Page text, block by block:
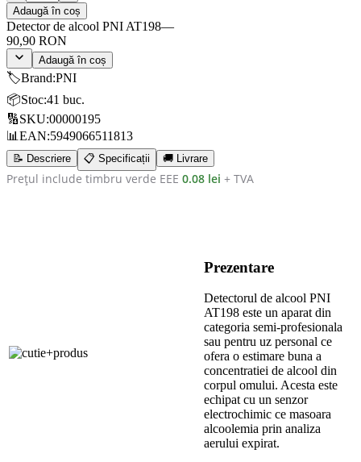
Adaugă în coș
Detector de alcool PNI AT198—
90,90 RON
Adaugă în coș
🏷️Brand:PNI
📦Stoc:41 buc.
🔢SKU:00000195
📊 EAN:5949066511813
📝 Descriere 📋 Specificații 🚚 Livrare
Prețul include timbru verde EEE 0.08 lei + TVA
Prezentare
Detectorul de alcool PNI
AT198 este un aparat din
categoria semi-profesionala
sau pentru uz personal ce
ofera o estimare buna a
concentratiei de alcool din
corpul omului. Acesta este
echipat cu un senzor
electrochimic ce masoara
alcoolemia prin analiza
aerului expirat.